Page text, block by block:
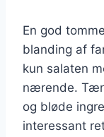
En god
blanding af
kun salaten
nærende.
og bløde
interessant